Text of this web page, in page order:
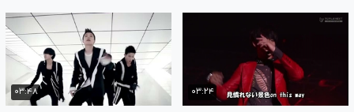
۰۳:۲۴ ۰۳:۴۸